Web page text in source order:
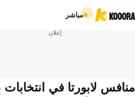
مباشر
إعلان
منافس لابورتا في انتخابات